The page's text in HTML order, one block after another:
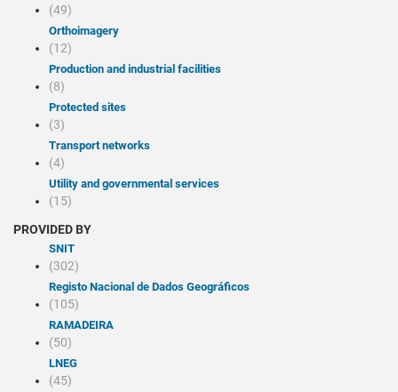
(49)
Orthoimagery
(12)
Production and industrial facilities
(8)
Protected sites
(3)
Transport networks
(4)
Utility and governmental services
(15)
PROVIDED BY
SNIT
(302)
Registo Nacional de Dados Geográficos
(105)
RAMADEIRA
(50)
LNEG
(45)